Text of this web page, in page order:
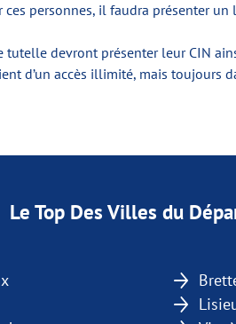
ces personnes, il faudra présenter
tutelle devront présenter leur CIN
d’un accès illimité, mais toujours
Le Top Des Villes du